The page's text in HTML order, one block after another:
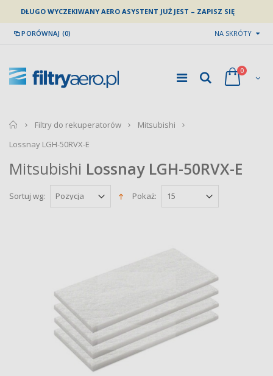
DŁUGO WYCZEKIWANY AERO ASYSTENT JUŻ JEST – ZAPISZ SIĘ
PORÓWNAJ (0) NA SKRÓTY
0
home
Filtry do rekuperatorów
Mitsubishi
Lossnay LGH-50RVX-E
Mitsubishi Lossnay LGH-50RVX-E
Sortuj wg: Pokaż: